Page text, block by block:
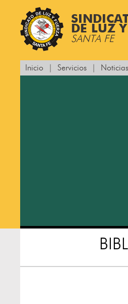
DE LUZ
SANTA FE
Inicio Servicios Noticias